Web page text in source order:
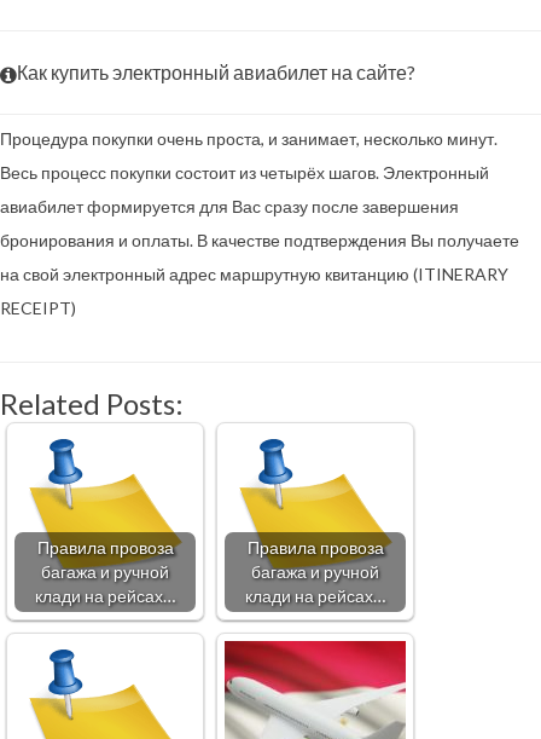
Как купить электронный авиабилет на сайте?
Процедура покупки очень проста, и занимает, несколько минут.
Весь процесс покупки состоит из четырёх шагов. Электронный
авиабилет формируется для Вас сразу после завершения
бронирования и оплаты. В качестве подтверждения Вы получаете
на свой электронный адрес маршрутную квитанцию (ITINERARY
RECEIPT)
Related Posts:
Правила провоза
багажа и ручной
клади на рейсах…
Правила провоза
багажа и ручной
клади на рейсах…